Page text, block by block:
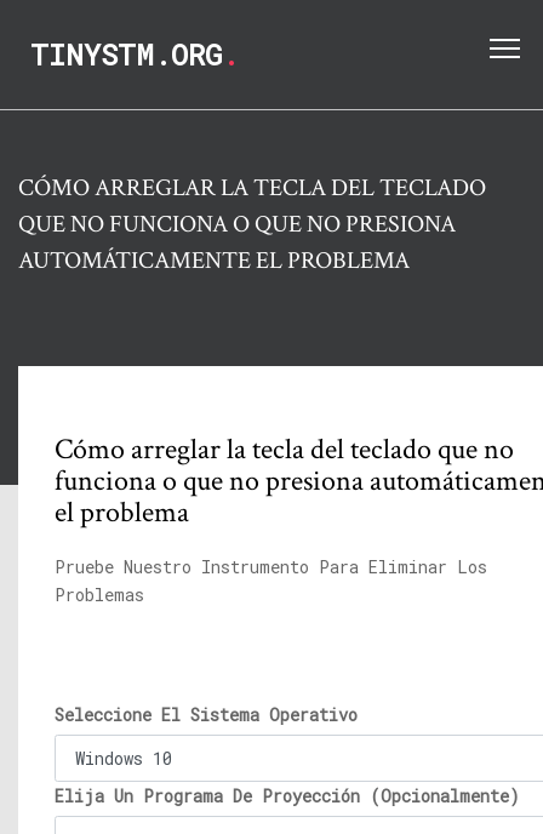
TINYSTM.ORG.
CÓMO ARREGLAR LA TECLA DEL TECLADO
QUE NO FUNCIONA O QUE NO PRESIONA
AUTOMÁTICAMENTE EL PROBLEMA
Cómo arreglar la tecla del teclado que no
funciona o que no presiona
el problema
Pruebe Nuestro Instrumento Para Eliminar Los
Problemas
Seleccione El Sistema Operativo
Elija Un Programa De Proyección (Opcionalmente)